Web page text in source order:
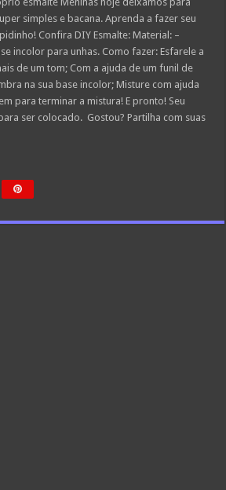
simples e bacana. Aprenda a fazer seu
Confira DIY Esmalte: Material: –
incolor para unhas. Como fazer: Esfarele a
de um tom; Com a ajuda de um funil de
na sua base incolor; Misture com ajuda
para terminar a mistura! E pronto! Seu
ser colocado. Gostou? Partilha com suas